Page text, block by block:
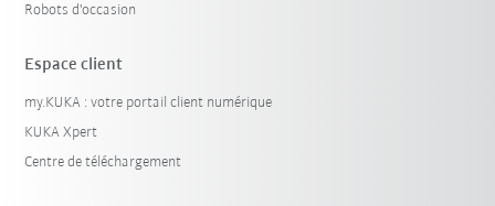
Robots d'occasion
Espace client
my.KUKA : votre portail client numérique
KUKA Xpert
Centre de téléchargement